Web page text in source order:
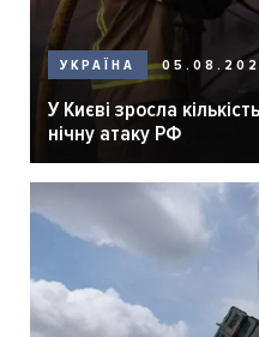
УКРАЇНА
У Києві зросла
нічну атаку РФ